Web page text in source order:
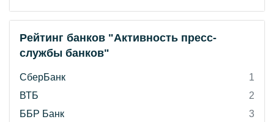
Рейтинг банков "Активность пресс-
службы банков"
СберБанк
1
ВТБ
2
ББР Банк
3